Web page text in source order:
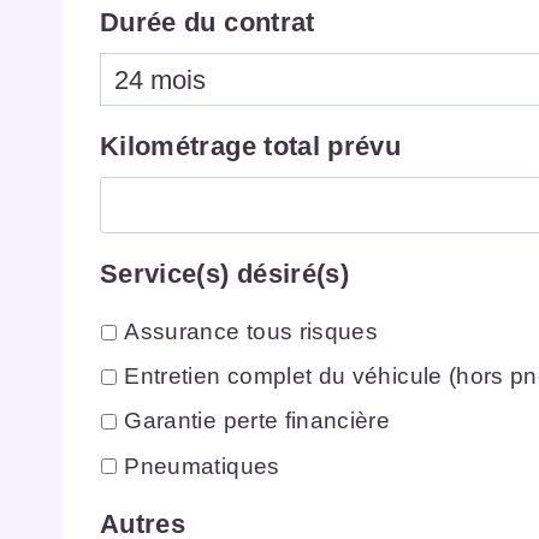
Durée du contrat
Kilométrage total prévu
Service(s) désiré(s)
Assurance tous risques
Entretien complet du véhicule (hors
Garantie perte financière
Pneumatiques
Autres